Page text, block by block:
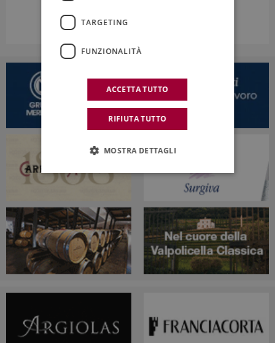
TARGETING
FUNZIONALITÀ
ACCETTA TUTTO
RIFIUTA TUTTO
MOSTRA DETTAGLI